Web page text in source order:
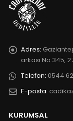
Adres:
arkası No:345,
Telefon: 0544
E-posta:
KURUMSAL